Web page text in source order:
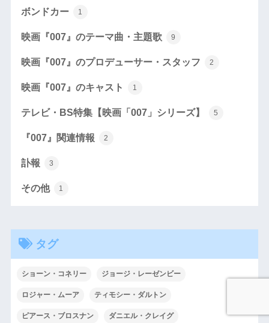
ボンドカー 1
映画『007』のテーマ曲・主題歌 9
映画『007』のプロデューサー・スタッフ 2
映画『007』のキャスト 1
テレビ・BS特集【映画「007」シリーズ】 5
『007』関連情報 2
訃報 3
その他 1
タグ
ショーン・コネリー ジョージ・レーゼンビー
ロジャー・ムーア ティモシー・ダルトン
ピアース・ブロスナン ダニエル・クレイグ